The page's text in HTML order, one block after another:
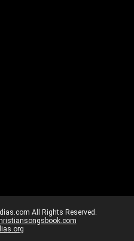
All Rights Reserved.